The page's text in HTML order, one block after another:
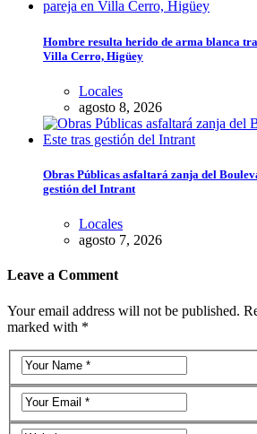
Hombre resulta herido de arma blanca
Villa Cerro, Higüey
Locales
agosto 8, 2026
Obras Públicas asfaltará zanja del
gestión del Intrant
Locales
agosto 7, 2026
Leave a Comment
Your email address will not be published.
marked with *